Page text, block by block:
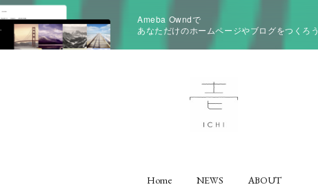
Ameba Owndで
あなただけのホームページやブログをつくろう
Home NEWS ABOUT